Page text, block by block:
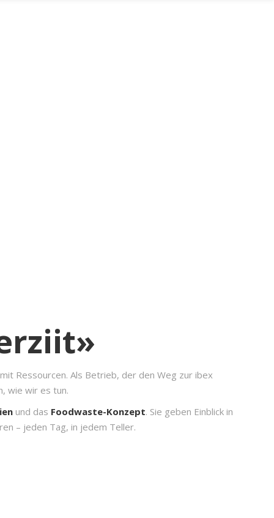
Ressourcen. Als Betrieb, der den Weg zur ibex
wie wir es tun.
und das Foodwaste-Konzept. Sie geben Einblick in
– jeden Tag, in jedem Teller.